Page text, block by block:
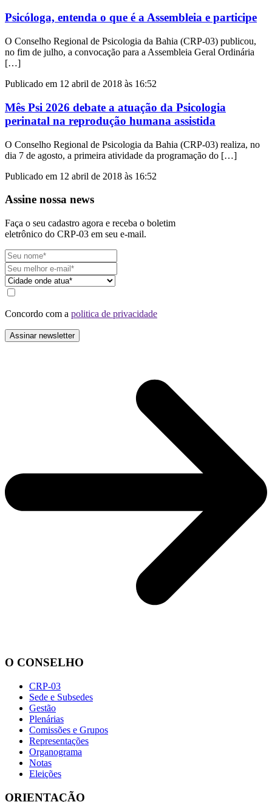
Psicóloga, entenda o que é a Assembleia e participe
O Conselho Regional de Psicologia da Bahia (CRP-03) publicou,
no fim de julho, a convocação para a Assembleia Geral Ordinária
[…]
Publicado em 12 abril de 2018 às 16:52
Mês Psi 2026 debate a atuação da Psicologia
perinatal na reprodução humana assistida
O Conselho Regional de Psicologia da Bahia (CRP-03) realiza, no
dia 7 de agosto, a primeira atividade da programação do […]
Publicado em 12 abril de 2018 às 16:52
Assine nossa news
Faça o seu cadastro agora e receba o boletim
eletrônico do CRP-03 em seu e-mail.
Concordo com a politica de privacidade
O CONSELHO
CRP-03
Sede e Subsedes
Gestão
Plenárias
Comissões e Grupos
Representações
Organograma
Notas
Eleições
ORIENTAÇÃO